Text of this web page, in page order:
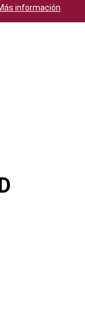
información